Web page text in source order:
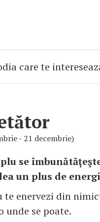
- 21 decembrie)
se
un plus de
te enervezi din
unde se poate.